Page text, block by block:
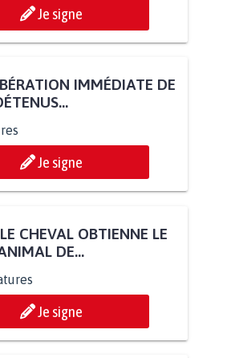
Je signe
IMMÉDIATE DE
Je signe
CHEVAL OBTIENNE LE
DE...
Je signe